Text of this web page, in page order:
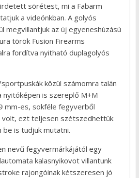
sörétest, mi a Fabarm
a videónkban. A golyós
megvillantjuk az új egyeneshúzású
török Fusion Firearms
fordítva nyitható duplagolyós
közül számomra talán
nyitóképen is szereplő M+M
mm-es, sokféle fegyverből
ezt teljesen szétszedhettük
be is tudjuk mutatni.
nevű fegyvermárkájától egy
kalasnyikovot villantunk
rajongóinak kétszeresen jó